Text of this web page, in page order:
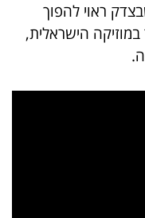
ראוי להפוך
הישראלית,